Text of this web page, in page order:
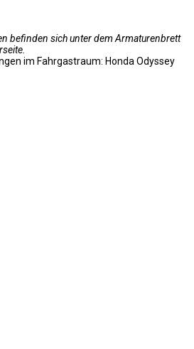
befinden sich unter dem Armaturenbrett